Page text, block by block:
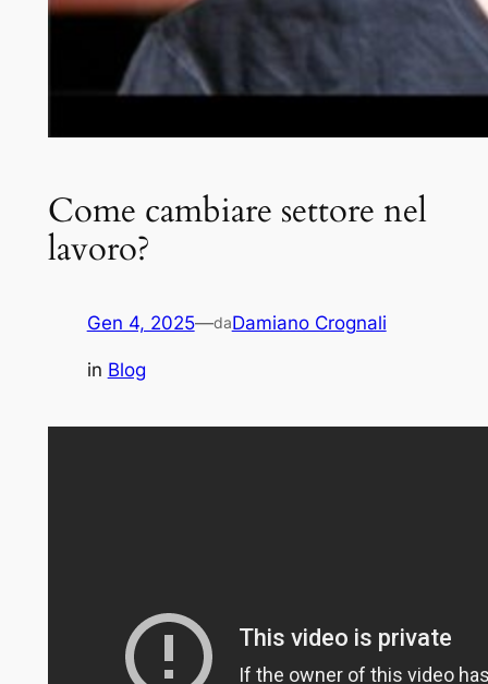
Come cambiare settore nel
lavoro?
Gen 4, 2025—daDamiano Crognali
in Blog